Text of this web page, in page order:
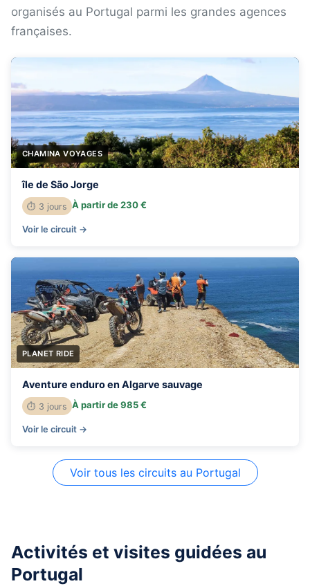
organisés au Portugal parmi les grandes agences
françaises.
CHAMINA VOYAGES
île de São Jorge
⏱ 3 jours À partir de 230 €
Voir le circuit →
PLANET RIDE
Aventure enduro en Algarve sauvage
⏱ 3 jours À partir de 985 €
Voir le circuit →
Voir tous les circuits au Portugal
Activités et visites guidées au
Portugal